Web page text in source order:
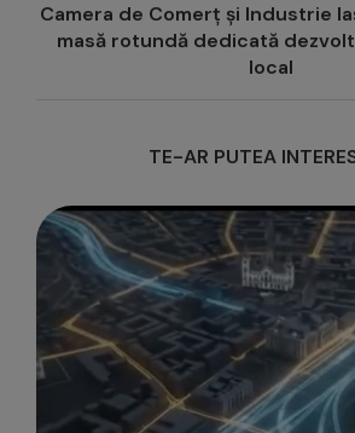
Camera de Comerț și Industrie
masă rotundă dedicată
local
TE-AR PUTEA